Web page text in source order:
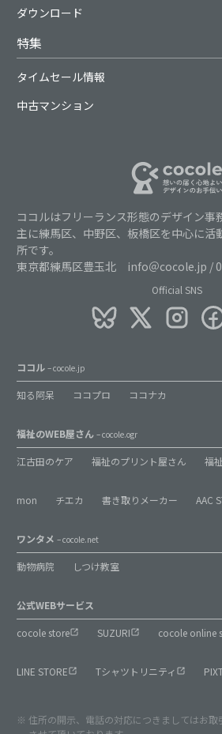
ダウンロード
特集
タイムセール情報
中古マンション
ココルはフリーランス形態のデザイン事
主に練馬区、中野区、板橋区を中心に活
所です。
東京都練馬区豊玉北 info＠cocole.jp /
Official SNS
ココル – cocole.jp
知る阿呆 ココプロ ココナカ
福祉のWEB屋さん – cocole.ogr
江古田のケア 福祉のプリント屋さん 福
mon チエカ 書き取りメーカー AAC
ワンタメ – cocole.net
動物病院 しつけ教室
公式WEBサービス
cocole store SUZURI cocole online
LINE STORE Tシャツトリニティ
住所の開示、電話の対応につきましてはお取